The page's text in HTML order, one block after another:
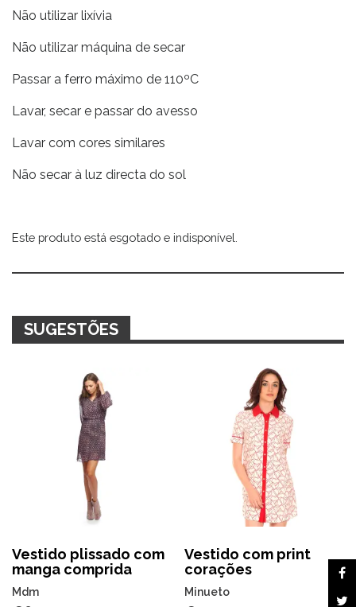
Não utilizar lixívia
Não utilizar máquina de secar
Passar a ferro máximo de 110ºC
Lavar, secar e passar do avesso
Lavar com cores similares
Não secar à luz directa do sol
Este produto está esgotado e indisponível.
Alternative:
SUGESTÕES
Vestido plissado com
manga comprida
Mdm
Vestido com print
corações
Minueto